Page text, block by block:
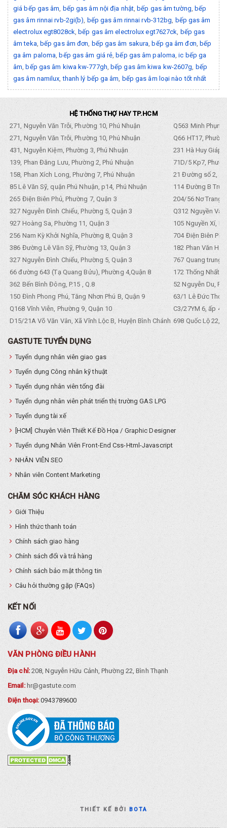
giá bếp gas âm bếp gas âm nội địa nhật,bếp gas âm tường bếp
gas âm rinnai rvb-2gi(b) bếp gas âm rinnai rvb-312bg bếp gas âm
electrolux egt8028ck ,bếp gas âm electrolux egt7627ck bếp gas
âm teka bếp gas âm đơn bếp gas âm sakura ,bếp ga âm đơn bếp
ga âm paloma ,bếp gas âm giá rẻ ,bếp gas âm paloma ,ic bếp ga
âm ,bếp gas âm kiwa kw-777gh ,bếp gas âm kiwa kw-2607g bếp
gas âm namilux ,thanh lý bếp ga âm bếp gas âm loại nào tốt nhất
HỆ THỐNG THỢ HAY TP.HCM
271, Nguyễn Văn Trỗi, Phường 10, Phú Nhuận
Q563 Minh
271, Nguyễn Văn Trỗi, Phường 10, Phú Nhuận
Q66 HT17,
431, Nguyễn Kiệm, Phường 3, Phú Nhuận
231 Hà Huy Giáp,
139, Phan Đăng Lưu, Phường 2, Phú Nhuận
71D/5 Kp7,
158, Phan Xích Long, Phường 7, Phú Nhuận
21 Đường số 2,
85 Lê Văn Sỹ, quận Phú Nhuận, p14, Phú Nhuận
114 Đường B
265 Điện Biên Phủ, Phường 7, Quận 3
204/56 Nơ Trang
327 Nguyễn Đình Chiểu, Phường 5, Quận 3
Q312 Nguyền
927 Hoàng Sa, Phường 11, Quận 3
105 Nguyền Xí,
256 Nam Kỳ Khởi Nghĩa, Phường 8, Quận 3
704 Điện Biên
386 Đường Lê Văn Sỹ, Phường 13, Quận 3
182 Phan Văn
327 Nguyễn Đình Chiểu, Phường 5, Quận 3
767 Quang trung,
66 đường 643 (Tạ Quang Bửu), Phường 4,Quận 8
172 Thống Nhất.
362 Bến Bình Đông, P.15 , Q.8
52 Nguyễn Du,
150 Đình Phong Phú, Tăng Nhơn Phú B, Quận 9
63/1 Lê Đức Thọ,
Q168 Vĩnh Viễn, Phường 9, Quận 10
C3/27YM 6, ấp 4,
D15/21A Võ Văn Vân, Xã Vĩnh Lộc B, Huyện Bình Chánh 698 Quốc Lộ 22,
GASTUTE TUYỂN DỤNG
Tuyển dụng nhân viên giao gas
Tuyển dụng Công nhân kỹ thuật
Tuyển dụng nhân viên tổng đài
Tuyển dụng nhân viên phát triển thị trường GAS LPG
Tuyển dụng tài xế
[HCM] Chuyên Viên Thiết Kế Đồ Họa / Graphic Designer
Tuyển dụng Nhân Viên Front-End Css-Html-Javascript
NHÂN VIÊN SEO
Nhân viên Content Marketing
CHĂM SÓC KHÁCH HÀNG
Giới Thiệu
Hình thức thanh toán
Chính sách giao hàng
Chính sách đổi và trả hàng
Chính sách bảo mật thông tin
Câu hỏi thường gặp (FAQs)
KẾT NỐI
VĂN PHÒNG ĐIỀU HÀNH
Địa chỉ:208, Nguyễn Hữu Cảnh, Phường 22, Bình Thạnh
Email: hr@gastute.com
Điện thoại:0943789600
THIẾT KẾ BỞIBOTA